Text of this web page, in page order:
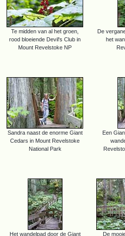
Te midden van al het groen,
rood bloeiende Devil's Club in
Mount Revelstoke NP
De
het
Sandra naast de enorme Giant
Cedars in Mount Revelstoke
National Park
Een
Het wandelpad door de Giant
De